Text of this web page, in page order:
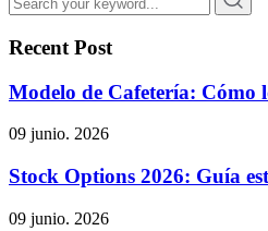
Recent Post
Modelo de Cafetería: Cómo
09 junio. 2026
Stock Options 2026: Guía
09 junio. 2026